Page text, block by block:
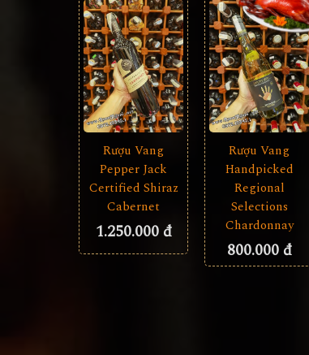
Rượu Vang
Pepper Jack
Certified Shiraz
Cabernet
1.250.000 đ
Rượu Vang
Handpicked
Regional
Selections
Chardonnay
800.000 đ